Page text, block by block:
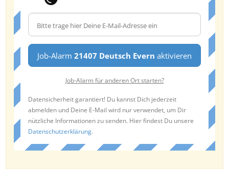
Job-Alarm 21407 Deutsch Evern aktivieren
Job-Alarm für anderen Ort starten?
Datensicherheit garantiert! Du kannst Dich jederzeit
abmelden und Deine E-Mail wird nur verwendet, um Dir
nützliche Informationen zu senden. Hier findest Du unsere
Datenschutzerklärung.